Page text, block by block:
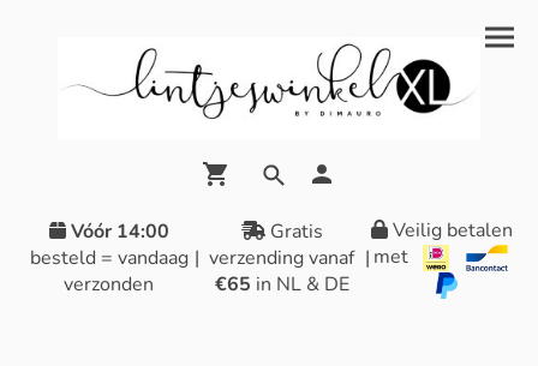
Vóór 14:00
besteld = vandaag
verzonden
|
Gratis
verzending vanaf
€65 in NL & DE
|
Veilig betalen
met